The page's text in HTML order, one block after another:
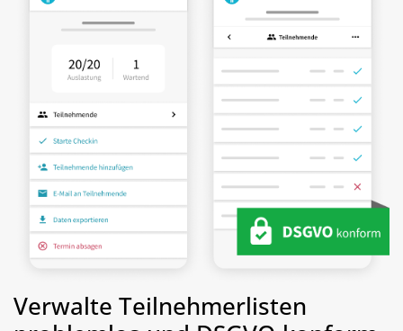
Verwalte Teilnehmerlisten